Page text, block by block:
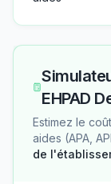
EHPAD
Estimez le
aides (APA,
de